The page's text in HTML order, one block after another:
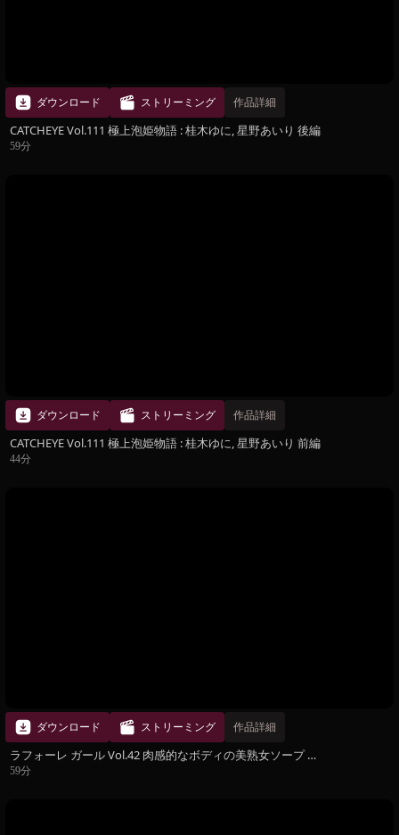
ダウンロード ストリーミング 作品詳細
CATCHEYE Vol.111 極上泡姫物語 : 桂木ゆに, 星野あいり 後編
59分
ダウンロード ストリーミング 作品詳細
CATCHEYE Vol.111 極上泡姫物語 : 桂木ゆに, 星野あいり 前編
44分
ダウンロード ストリーミング 作品詳細
ラフォーレ ガール Vol.42 肉感的なボディの美熟女ソープ 後編
59分